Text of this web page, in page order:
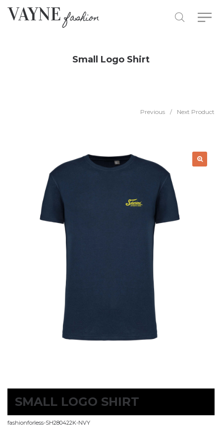
Small Logo Shirt
Previous / Next Product
SMALL LOGO SHIRT
fashionforless-SH280422K-NVY